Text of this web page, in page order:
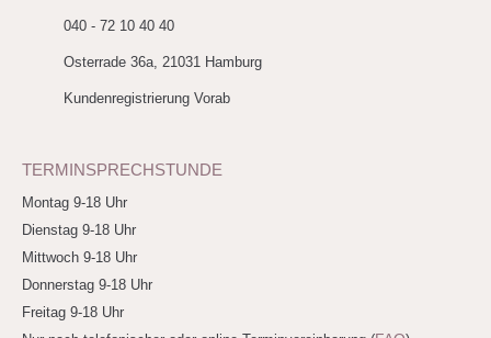
040 - 72 10 40 40
Osterrade 36a, 21031 Hamburg
Kundenregistrierung Vorab
TERMINSPRECHSTUNDE
Montag 9-18 Uhr
Dienstag 9-18 Uhr
Mittwoch 9-18 Uhr
Donnerstag 9-18 Uhr
Freitag 9-18 Uhr